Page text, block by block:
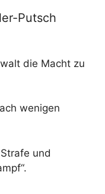
Putsch
die Macht zu
wenigen
und